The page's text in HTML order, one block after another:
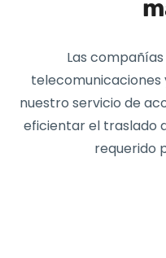
Las
telecomunicaciones
nuestro servicio de
eficientar el traslado
requerido